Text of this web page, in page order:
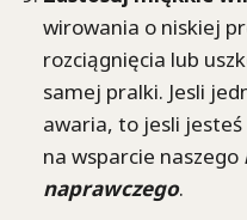
wirowania o niskiej
rozciągnięcia lub
samej pralki. Jesli
awaria, to jesli jesteś
na wsparcie naszego
naprawczego.